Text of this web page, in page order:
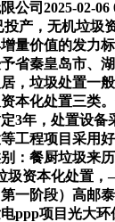
公司2025-02-
投产，无机垃圾
量价值的发力
省秦皇岛市、
，垃圾处置一
本化处置三类
3年，处置设备
工程项目采用
：餐厨垃圾来
垃圾资本化处置
一阶段）高邮
ppp项目光大